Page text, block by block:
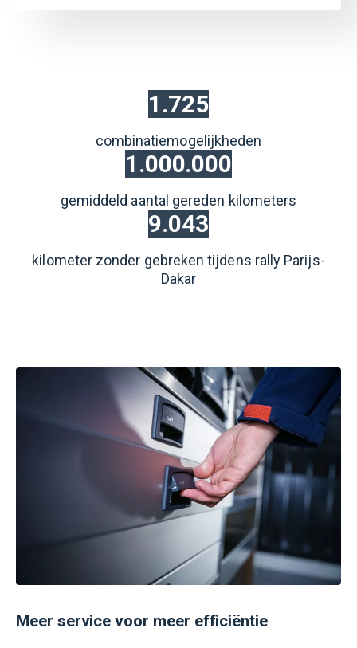
1.725
combinatiemogelijkheden
1.000.000
gemiddeld aantal gereden kilometers
9.043
kilometer zonder gebreken tijdens rally Parijs-
Dakar
Meer service voor meer efficiëntie